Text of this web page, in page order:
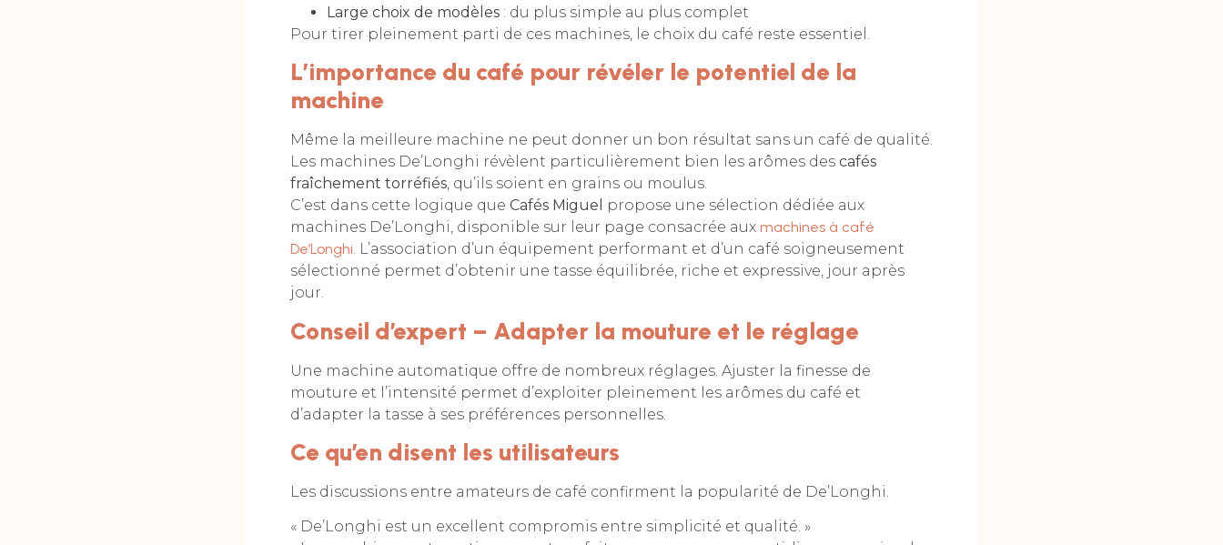
Large choix de modèles: du plus simple au plus complet
Pour tirer pleinement parti de ces machines, le choix du café reste essentiel.
L’importance du café pour révéler le potentiel de la
machine
Même la meilleure machine ne peut donner un bon résultat sans un café de qualité.
Les machines De’Longhi révèlent particulièrement bien les arômes des cafés
fraîchement torréfiés, qu’ils soient en grains ou moulus.
C’est dans cette logique que Cafés Miguel
propose une sélection dédiée aux
machines De’Longhi, disponible sur leur page consacrée aux machines à café
De’Longhi. L’association d’un équipement performant et d’un café soigneusement
sélectionné permet d’obtenir une tasse équilibrée, riche et expressive, jour après
jour.
Conseil d’expert – Adapter la mouture et le réglage
Une machine automatique offre de nombreux réglages. Ajuster la finesse de
mouture et l’intensité permet d’exploiter pleinement les arômes du café et
d’adapter la tasse à ses préférences personnelles.
Ce qu’en disent les utilisateurs
Les discussions entre amateurs de café confirment la popularité de De’Longhi.
« De’Longhi est un excellent compromis entre simplicité et qualité. »